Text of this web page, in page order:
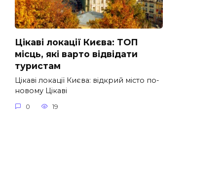
Цікаві локації Києва: ТОП
місць, які варто відвідати
туристам
Цікаві локації Києва: відкрий місто по-
новому Цікаві
0 19